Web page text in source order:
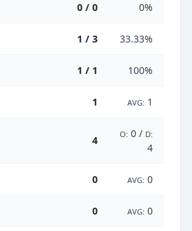
0 / 0 0%
1 / 3 33.33%
1 / 1 100%
1 AVG: 1
4 O: 0 / D:
4
0 AVG: 0
0 AVG: 0